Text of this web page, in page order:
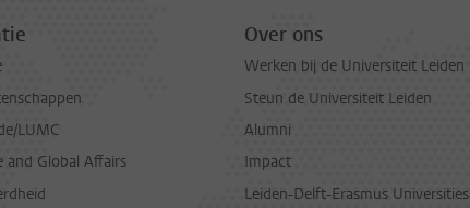
LUMC
and Global Affairs
Over ons
Werken bij de Universiteit Leiden
Steun de Universiteit Leiden
Alumni
Impact
Leiden-Delft-Erasmus Universities